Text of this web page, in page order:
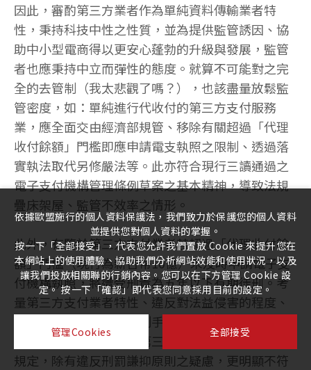
因此，審酌第三方業者作為單純資料傳輸業者特
性，秉持科技中性之性質，並為提供監管誘因、協
助中小型電商得以更安心蓬勃的升級與發展，監管
者也應秉持中立而彈性的態度。就算不可能對之完
全的去管制（我太悲觀了嗎？），也該盡量放鬆監
管密度，如：單純進行代收付的第三方支付服務
業，應全面交由經濟部規管、移除有關超過「代理
收付餘額」門檻即應申請電支執照之限制、透過落
實執法取代另修嚴法等。此亦符合現行三讀通過之
電子支付機構管理條例草案之基本精神，導致法規
疊床架屋、監管不效率之情形。
此外，有鑒於第三方支付業者若超過「代理收付餘
額」門檻（現行為新台幣10億）未及時申請電子支
付機構執照，將遭受刑責為五年以下有期徒刑。考
量第三方支付業者特性、違反對法益侵害的程度、
及存在其他更有效的管制手段（如行政監管）等狀
況，新、舊法對於前述第三方支付業者設計的刑責
規定，除有違反刑罰謙抑原則之疑慮，更明顯不符
依據歐盟施行的個人資料保護法，我們致力於保護您的個人資料
並提供您對個人資料的掌握。
按一下「全部接受」，代表您允許我們置放 Cookie 來提升您在
本網站上的使用體驗、協助我們分析網站效能和使用狀況，以及
讓我們投放相關聯的行銷內容。您可以在下方管理 Cookie 設
定。 按一下「確認」即代表您同意採用目前的設定。
管理Cookies 全部接受